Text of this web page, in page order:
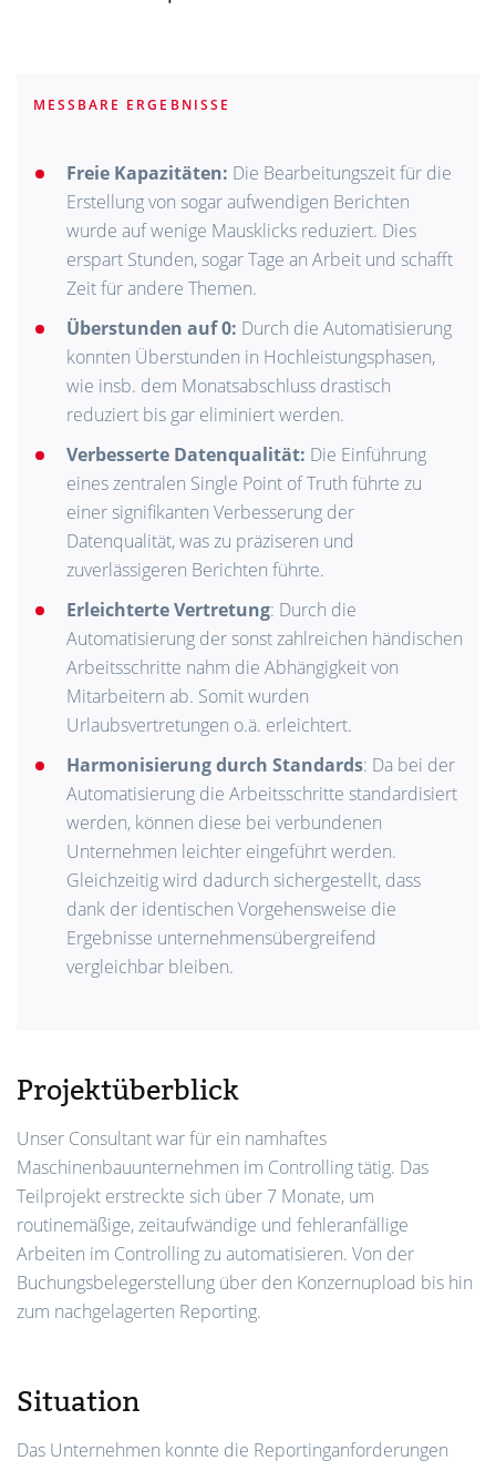
MESSBARE ERGEBNISSE
Freie Kapazitäten: Die Bearbeitungszeit für die
Erstellung von sogar aufwendigen Berichten
wurde auf wenige Mausklicks reduziert. Dies
erspart Stunden, sogar Tage an Arbeit und schafft
Zeit für andere Themen.
Überstunden auf 0: Durch die Automatisierung
konnten Überstunden in Hochleistungsphasen,
wie insb. dem Monatsabschluss drastisch
reduziert bis gar eliminiert werden.
Verbesserte Datenqualität: Die Einführung
eines zentralen Single Point of Truth führte zu
einer signifikanten Verbesserung der
Datenqualität, was zu präziseren und
zuverlässigeren Berichten führte.
Erleichterte Vertretung: Durch die
Automatisierung der sonst zahlreichen händischen
Arbeitsschritte nahm die Abhängigkeit von
Mitarbeitern ab. Somit wurden
Urlaubsvertretungen o.ä. erleichtert.
Harmonisierung durch Standards: Da bei der
Automatisierung die Arbeitsschritte standardisiert
werden, können diese bei verbundenen
Unternehmen leichter eingeführt werden.
Gleichzeitig wird dadurch sichergestellt, dass
dank der identischen Vorgehensweise die
Ergebnisse unternehmensübergreifend
vergleichbar bleiben.
Projektüberblick
Unser Consultant war für ein namhaftes
Maschinenbauunternehmen im Controlling tätig. Das
Teilprojekt erstreckte sich über 7 Monate, um
routinemäßige, zeitaufwändige und fehleranfällige
Arbeiten im Controlling zu automatisieren. Von der
Buchungsbelegerstellung über den Konzernupload bis hin
zum nachgelagerten Reporting.
Situation
Das Unternehmen konnte die Reportinganforderungen